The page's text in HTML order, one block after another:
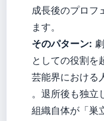
成長後のプロフ
ます。
そのパターン:
としての役割を
芸能界における
。退所後も独立
組織自体が「巣